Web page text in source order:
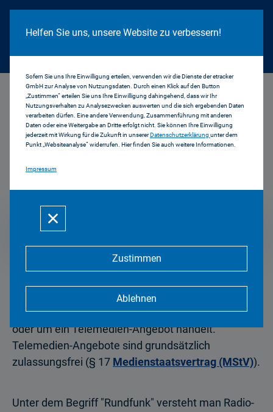
Cookie Hinweis
Helfen Sie uns, unsere Website zu verbessern!
Sofern Sie uns Ihre Einwilligung erteilen, verwenden wir die Dienste der etracker
GmbH zur Analyse von Nutzungsdaten. Durch einen Klick auf den Button
„Zustimmen“ erteilen Sie uns Ihre Einwilligung dahingehend, dass wir Ihr
Nutzungsverhalten zu Analysezwecken auswerten und die sich ergebenden Daten
verarbeiten dürfen. Eine andere Verwendung, Zusammenführung mit anderen
Daten oder eine Weitergabe an Dritte erfolgt nicht. Sie können Ihre Einwilligung
jederzeit mit Wirkung für die Zukunft in unsererDatenschutzerklärung unter dem
Punkt „Websiteanalyse“ widerrufen. Hier finden Sie auch weitere Informationen.
Impressum
Zustimmen
Ablehnen
Zulassung und Anzeigepflicht
Zulassung &
Organisation von
Rundfunkangeboten
Mehr zum Thema
Entscheidend für die Zulassung ist die Frage, ob es
sich bei dem geplanten Vorhaben um Rundfunk
oder um ein Telemedien-Angebot handelt.
Telemedien-Angebote sind grundsätzlich
zulassungsfrei (§ 17 Medienstaatsvertrag (MStV)).
Unter dem Begriff "Rundfunk" versteht man Radio-